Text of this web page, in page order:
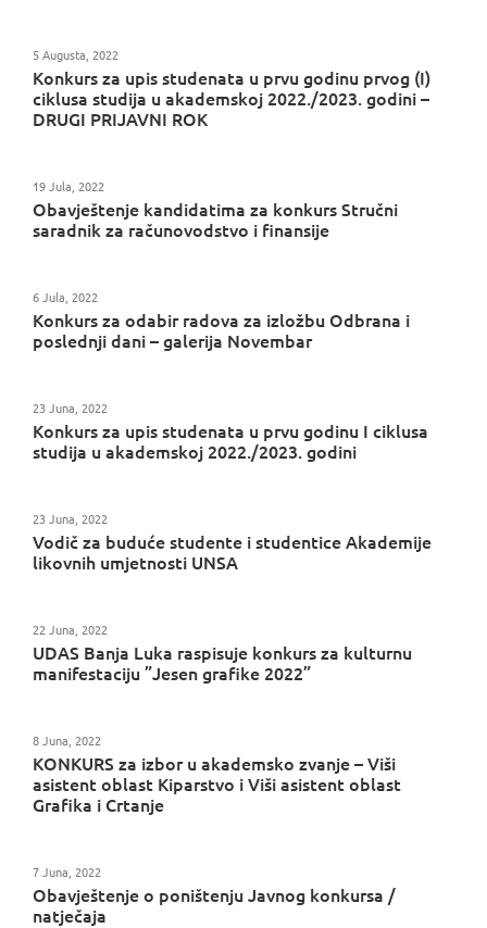
Konkurs za upis studenata u prvu godinu prvog (I)
ciklusa studija u akademskoj 2022./2023. godini –
DRUGI PRIJAVNI ROK
5 Augusta, 2022
Obavještenje kandidatima za konkurs Stručni
saradnik za računovodstvo i finansije
19 Jula, 2022
Konkurs za odabir radova za izložbu Odbrana i
poslednji dani – galerija Novembar
6 Jula, 2022
Konkurs za upis studenata u prvu godinu I ciklusa
studija u akademskoj 2022./2023. godini
23 Juna, 2022
Vodič za buduće studente i studentice Akademije
likovnih umjetnosti UNSA
23 Juna, 2022
UDAS Banja Luka raspisuje konkurs za kulturnu
manifestaciju ”Jesen grafike 2022”
22 Juna, 2022
KONKURS za izbor u akademsko zvanje – Viši
asistent oblast Kiparstvo i Viši asistent oblast
Grafika i Crtanje
8 Juna, 2022
Obavještenje o poništenju Javnog konkursa /
natječaja
7 Juna, 2022